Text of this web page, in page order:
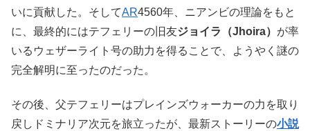
いに貢献した。そしてAR4560年、ニアンビの理論をもと
に、最終的にはテフェリーの旧友ジョイラ（Jhoira） が率
いるウェザーライト号の助力を得ることで、ようやく謎の
完全解明に至ったのだった。
その後、父テフェリーはプレインズウォーカーの力を取り
戻しドミナリア次元を旅立ったが、最新ストーリーの小説